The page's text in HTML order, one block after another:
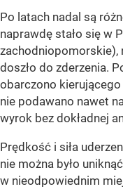
Po latach nadal są
naprawdę stało się w
zachodniopomorskie),
doszło do zderzenia.
obarczono
nie podawano nawet
wyrok bez dokładnej
Prędkość i siła
nie można było
w nieodpowiednim